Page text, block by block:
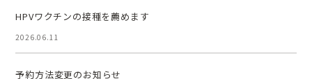
HPVワクチンの接種を薦めます
2026.06.11
予約方法変更のお知らせ